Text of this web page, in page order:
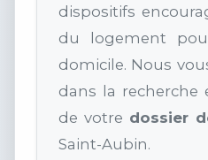
dispositifs
du logement
domicile. Nous
dans la recherche
de votre dossier
Saint-Aubin.